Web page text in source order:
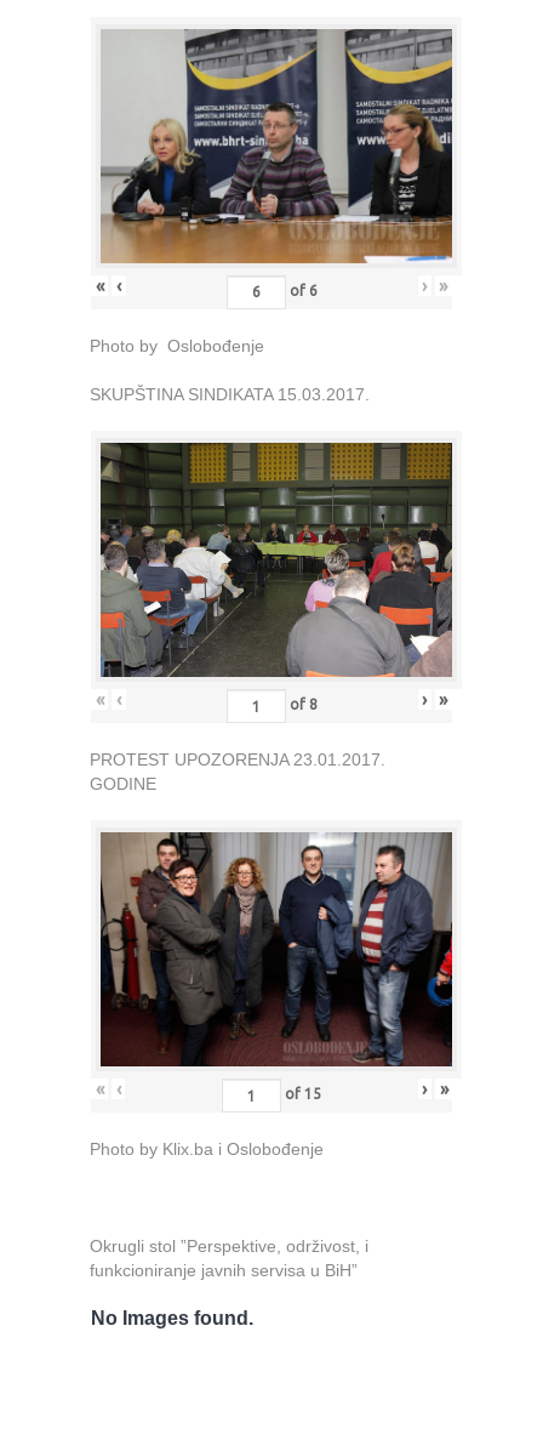
« ‹ of 6 › »
Photo by Oslobođenje
SKUPŠTINA SINDIKATA 15.03.2017.
« ‹ of 8 › »
PROTEST UPOZORENJA 23.01.2017.
GODINE
« ‹ of 15 › »
Photo by Klix.ba i Oslobođenje
Okrugli stol ”Perspektive, održivost, i
funkcioniranje javnih servisa u BiH”
No Images found.